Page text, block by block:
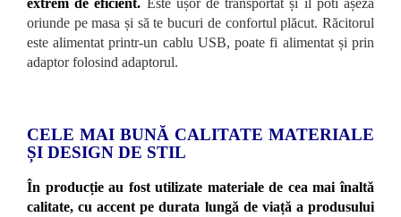
oriunde pe masa și să te bucuri de confortul plăcut. Răcitorul
este alimentat printr-un cablu USB, poate fi alimentat și prin
adaptor folosind adaptorul.
CELE MAI BUNĂ CALITATE MATERIALE
ȘI DESIGN DE STIL
În producție au fost utilizate materiale de cea mai înaltă
calitate, cu accent pe durata lungă de viață a produsului